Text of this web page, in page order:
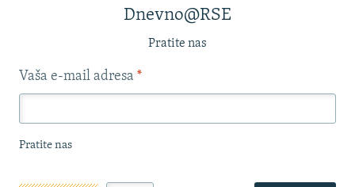
Dnevno@RSE
Pratite nas
Vaša e-mail adresa *
Pratite nas